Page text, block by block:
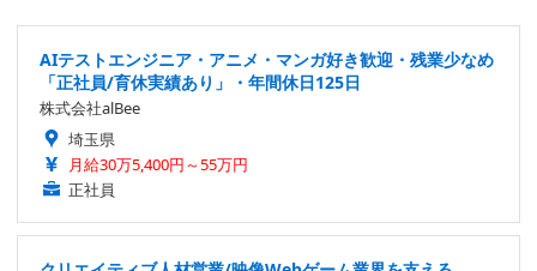
AIテストエンジニア・アニメ・マンガ好き歓迎・残業少なめ
「正社員/育休実績あり」・年間休日125日
株式会社alBee
埼玉県
月給30万5,400円～55万円
正社員